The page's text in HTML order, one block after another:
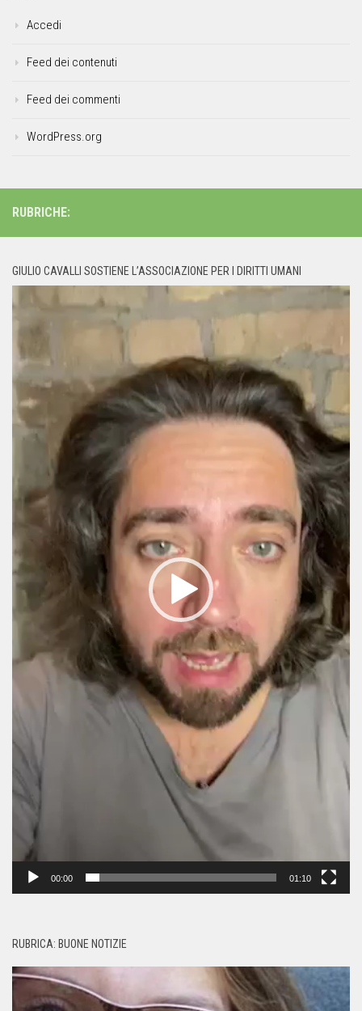
Accedi
Feed dei contenuti
Feed dei commenti
WordPress.org
RUBRICHE:
GIULIO CAVALLI SOSTIENE L’ASSOCIAZIONE PER I DIRITTI UMANI
Player
00:00 01:10
RUBRICA: BUONE NOTIZIE